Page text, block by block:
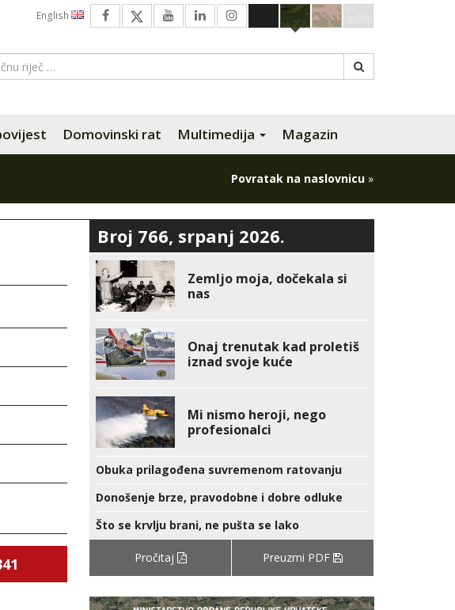
English
Domovinski rat Multimedija Magazin
Povratak na naslovnicu »
Broj 766, srpanj 2026.
Zemljo moja, dočekala si
nas
Onaj trenutak kad proletiš
iznad svoje kuće
Mi nismo heroji, nego
profesionalci
Obuka prilagođena suvremenom ratovanju
Donošenje brze, pravodobne i dobre odluke
Što se krvlju brani, ne pušta se lako
Pročitaj Preuzmi PDF